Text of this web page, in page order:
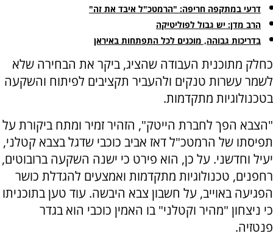
דרעי במתקפה חריפה: "הרמטכ"ל איבד את זה"
הרב מדן: יש גבול לפוליטיקה
בדריכות גבוהה, מוכנים לכל התפתחות באיראן
כחלק מתוכנית העבודה שהציג, ביקר את הבחירה שלא
לשמר עשרות טנקים ולהעביר תקציבים לפיתוח והשקעה
בטכנולוגיות מתקדמות.
"הצבא הפך לחברת הייטק", הזהיר זמיר ומתח ביקורת על
תפיסתו של הרמטכ"ל דאז אביב כוכבי שדגל בצבא קטלני,
יעיל וחדשני. על כן, הוא פירט כי ישנה השקעה ברובוטים,
רחפנים, טכנולוגיות מתקדמות ואמצעים להגדלת כושר
הפגיעה באוייב, על חשבון צבא היבשה. עוד טען בתוכניתו
כי ניצחון "מהיר וקטלני" בו האמין כוכבי הוא בגדר
פנטזיה.